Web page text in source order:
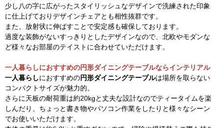
少し八の字に広がったスタイリッシュなデザインで洗練された印象
に仕上げておりデザインチェアとも相性抜群です。
また、放射状に伸ばすことで安定感も確保しております。
過度な装飾がないすっきりとしたデザインなので、北欧やモダンな
ど様々なお部屋のテイストに合わせていただけます。
一人暮らしにおすすめの円形ダイニングテーブルならインテリアル
一人暮らしにおすすめの円形ダイニングテーブルは場所を取らない
コンパクトサイズが魅力的。
さらに天板の耐荷重は約20kgと丈夫な設計なのでティータイムを楽
しんだり、ちょっと書き物やパソコン作業をしたりと様々なシーン
でお使いいただけます。